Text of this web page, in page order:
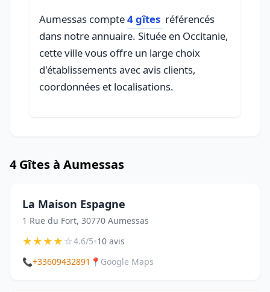
Aumessas compte4 gîtes référencés
dans notre annuaire. Située en Occitanie,
cette ville vous offre un large choix
d'établissements avec avis clients,
coordonnées et localisations.
4 Gîtes à Aumessas
La Maison Espagne
1 Rue du Fort, 30770 Aumessas
★★★★☆4.6/5•10 avis
📞+33609432891 📍 Google Maps